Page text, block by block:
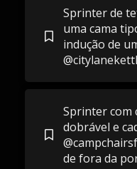
Sprinter de
uma cama
indução de
Sprinter com
dobrável e
de fora da